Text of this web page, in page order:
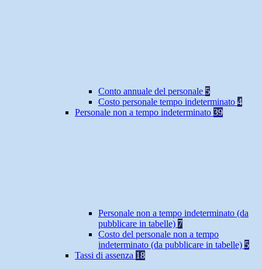
Conto annuale del personale 5
Costo personale tempo indeterminato 4
Personale non a tempo indeterminato 39
Personale non a tempo indeterminato (da
pubblicare in tabelle) 7
Costo del personale non a tempo
indeterminato (da pubblicare in tabelle) 5
Tassi di assenza 18